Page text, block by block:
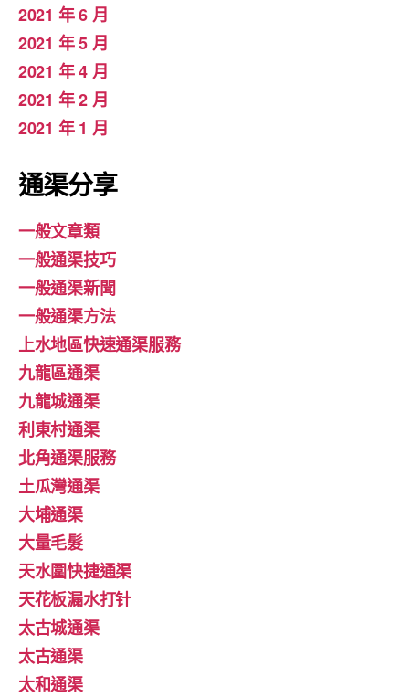
2021 年 6 月
2021 年 5 月
2021 年 4 月
2021 年 2 月
2021 年 1 月
通渠分享
一般文章類
一般通渠技巧
一般通渠新聞
一般通渠方法
上水地區快速通渠服務
九龍區通渠
九龍城通渠
利東村通渠
北角通渠服務
土瓜灣通渠
大埔通渠
大量毛髮
天水圍快捷通渠
天花板漏水打针
太古城通渠
太古通渠
太和通渠